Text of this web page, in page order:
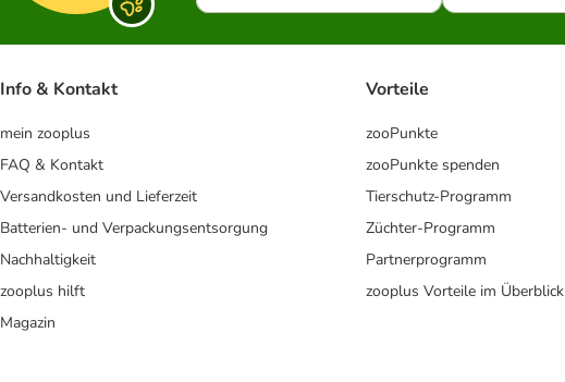
Info & Kontakt
mein zooplus
FAQ & Kontakt
Versandkosten und Lieferzeit
Batterien- und Verpackungsentsorgung
Nachhaltigkeit
zooplus hilft
Magazin
Vorteile
zooPunkte
zooPunkte spenden
Tierschutz-Programm
Züchter-Programm
Partnerprogramm
zooplus Vorteile im Überblick